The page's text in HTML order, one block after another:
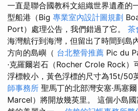
一直是聯合國教科文組織世界遺產的
型船港（Big 專業室內設計圖規劃
Port）處理公告，我們錯過了它。 茶
海灣航行到海灣，但留出了時間到島
方向的島嶼（ 台北整骨推薦 Pic du
·克羅爾岩石（Rocher Crole Rock）
浮標較小，黃色浮標的尺寸為15t/50
師事務所 聖馬丁的北部灣安塞·馬塞
Marcel）將開放幾英里。 這個小島